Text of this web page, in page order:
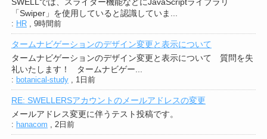
「Swiper」を使用していると認識していま...
: HR, 9時間前
タームナビゲーションのデザイン変更と表示について
タームナビゲーションのデザイン変更と表示について 質問を失
礼いたします！ タームナビゲー...
: botanical-study, 1日前
RE: SWELLERSアカウントのメールアドレスの変更
メールアドレス変更に伴うテスト投稿です。
: hanacom 2日前